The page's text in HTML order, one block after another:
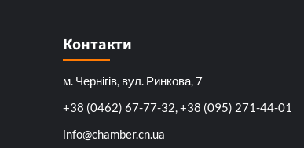
Контакти
м. Чернігів, вул. Ринкова, 7
+38 (0462) 67-77-32, +38 (095) 271-44-01
info@chamber.cn.ua